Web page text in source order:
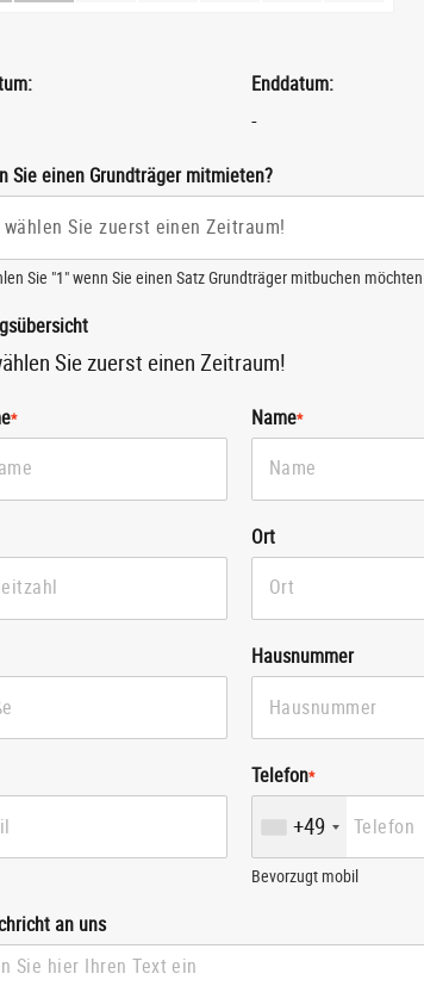
Enddatum:
-
Sie einen Grundträger mitmieten?
Sie "1" wenn Sie einen Satz Grundträger mitbuchen
Sie zuerst einen Zeitraum!
* Name*
Ort
Hausnummer
Telefon*
+49
Bevorzugt mobil
an uns